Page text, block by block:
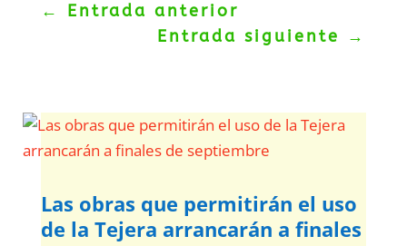
← Entrada anterior
Entrada siguiente
→
Las obras que permitirán el uso
de la Tejera arrancarán a finales